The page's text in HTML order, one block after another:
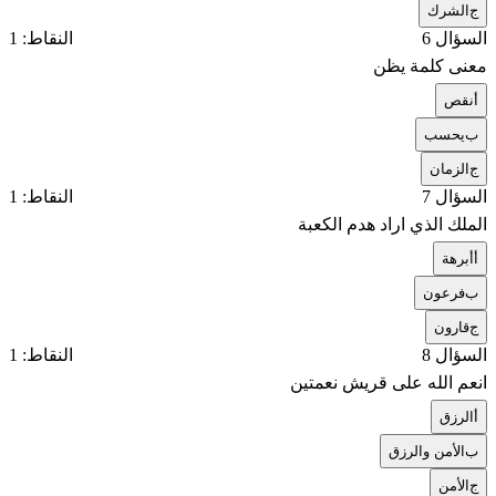
جالشرك
السؤال 6
النقاط: 1
معنى كلمة يظن
نقص
بيحسب
جالزمان
السؤال 7
النقاط: 1
الملك الذي اراد هدم الكعبة
أبرهة
بفرعون
جقارون
السؤال 8
النقاط: 1
انعم الله على قريش نعمتين
الرزق
بالأمن والرزق
جالأمن